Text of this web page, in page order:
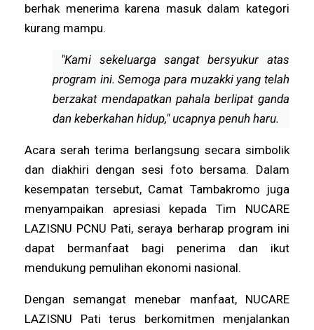
berhak menerima karena masuk dalam kategori
kurang mampu.
"Kami sekeluarga sangat bersyukur atas
program ini. Semoga para muzakki yang telah
berzakat mendapatkan pahala berlipat ganda
dan keberkahan hidup," ucapnya penuh haru.
Acara serah terima berlangsung secara simbolik
dan diakhiri dengan sesi foto bersama. Dalam
kesempatan tersebut, Camat Tambakromo juga
menyampaikan apresiasi kepada Tim NUCARE
LAZISNU PCNU Pati, seraya berharap program ini
dapat bermanfaat bagi penerima dan ikut
mendukung pemulihan ekonomi nasional.
Dengan semangat menebar manfaat, NUCARE
LAZISNU Pati terus berkomitmen menjalankan